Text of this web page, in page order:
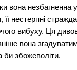
вона незбагненна у
нестерпні
вибуху. Ця
вона
би збожеволіти.